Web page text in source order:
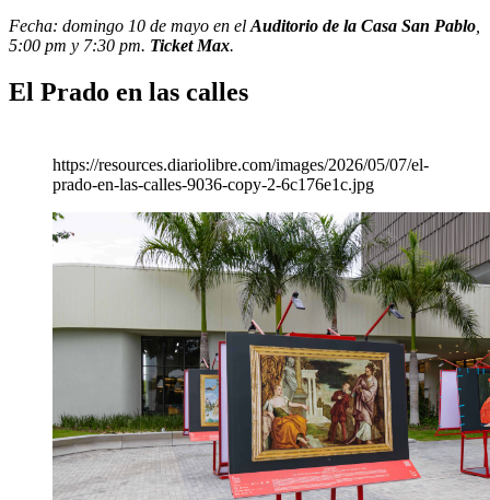
Fecha: domingo 10 de mayo en el Auditorio de la Casa San Pablo
5:00 pm y 7:30 pm. Ticket Max.
El Prado en las calles
https://resources.diariolibre.com/images/2026/05/07/el-
prado-en-las-calles-9036-copy-2-6c176e1c.jpg